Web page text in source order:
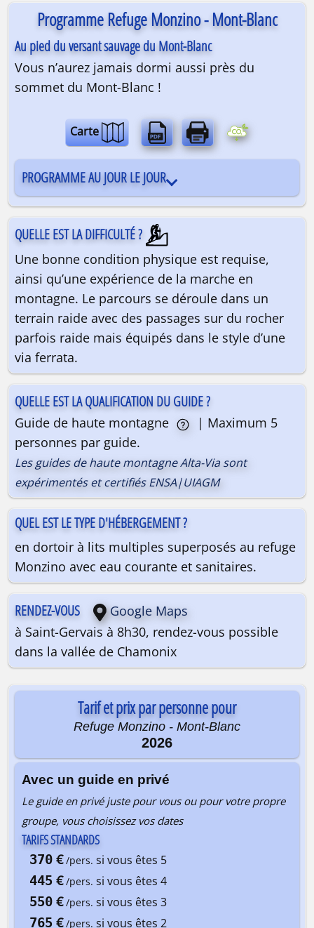
Randonnée alpine Via Ferrata | refuge |
Programme Refuge Monzino - Mont-Blanc
Au pied du versant sauvage du Mont-Blanc
Vous n’aurez jamais dormi aussi près du
sommet du Mont-Blanc !
Carte
PROGRAMME AU JOUR LE JOUR
QUELLE EST LA DIFFICULTÉ ?
Une bonne condition physique est requise,
ainsi qu’une expérience de la marche en
montagne. Le parcours se déroule dans un
terrain raide avec des passages sur du rocher
parfois raide mais équipés dans le style d’une
via ferrata.
QUELLE EST LA QUALIFICATION DU GUIDE ?
Guide de haute montagne
| Maximum 5
personnes par guide.
Les guides de haute montagne Alta-Via sont
expérimentés et certifiés ENSA|UIAGM
QUEL EST LE TYPE D'HÉBERGEMENT ?
en dortoir à lits multiples superposés au refuge
Monzino avec eau courante et sanitaires.
RENDEZ-VOUS
Google Maps
à Saint-Gervais à 8h30, rendez-vous possible
dans la vallée de Chamonix
Tarif et prix par personne pour
Refuge Monzino - Mont-Blanc
2026
Avec un guide en privé
Le guide en privé juste pour vous ou pour votre propre
groupe, vous choisissez vos dates
TARIFS STANDARDS
370 € /pers. si vous êtes 5
445 € /pers. si vous êtes 4
550 € /pers. si vous êtes 3
765 € /pers. si vous êtes 2